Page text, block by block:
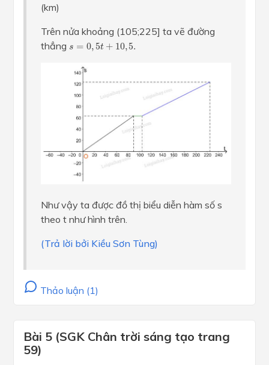
(km)
Trên nửa khoảng (105;225] ta vẽ đường
thẳng s = 0, 5t + 10,5.
s ,5 t+10 ,5.
Như vậy ta được đồ thị biểu diễn hàm số s
theo t như hình trên.
(Trả lời bởi Kiều Sơn Tùng)
Thảo luận (1)
Bài 5 (SGK Chân trời sáng tạo trang
59)